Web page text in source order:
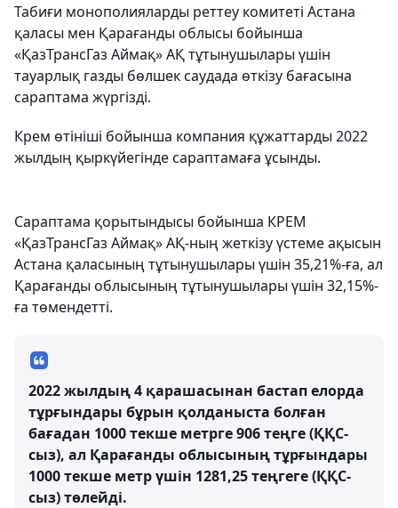
Табиғи монополияларды реттеу комитеті Астана
қаласы мен Қарағанды ​​облысы бойынша
«ҚазТрансГаз Аймақ» АҚ тұтынушылары үшін
тауарлық газды бөлшек саудада өткізу бағасына
сараптама жүргізді.
Крем өтініші бойынша компания құжаттарды 2022
жылдың қыркүйегінде сараптамаға ұсынды.
Сараптама қорытындысы бойынша КРЕМ
«ҚазТрансГаз Аймақ» АҚ-ның жеткізу үстеме ақысын
Астана қаласының тұтынушылары үшін 35,21%-ға, ал
Қарағанды ​​облысының тұтынушылары үшін 32,15%-
ға төмендетті.
2022 жылдың 4 қарашасынан бастап елорда
тұрғындары бұрын қолданыста болған
бағадан 1000 текше метрге 906 теңге (ҚҚС-
сыз), ал Қарағанды ​​облысының тұрғындары
1000 текше метр үшін 1281,25 теңгеге (ҚҚС-
сыз) төлейді.